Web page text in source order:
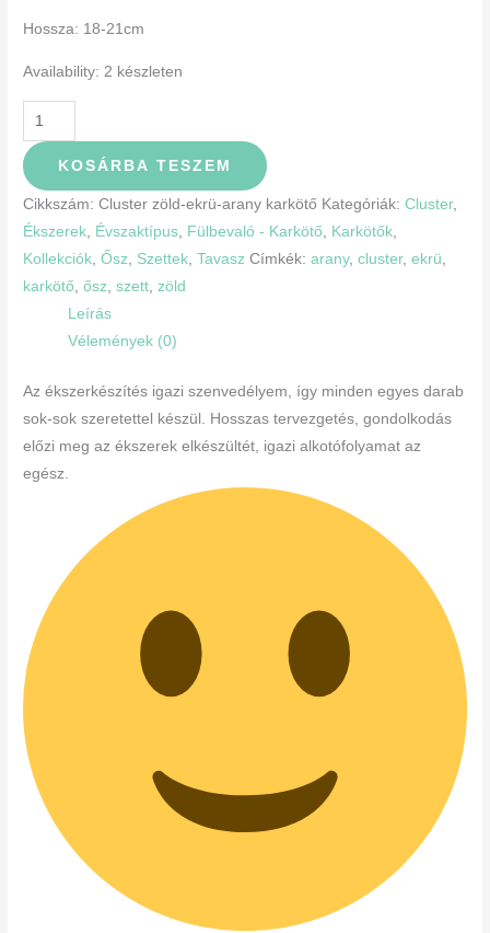
Hossza: 18-21cm
Availability: 2 készleten
KOSÁRBA TESZEM
Cikkszám:Cluster zöld-ekrü-arany karkötő Kategóriák:Cluster,
Ékszerek, Évszaktípus, Fülbevaló - Karkötő, Karkötők,
Kollekciók,Ősz, Szettek,Tavasz Címkék:arany,cluster,ekrü,
karkötő,ősz,szett,zöld
Leírás
Vélemények (0)
Az ékszerkészítés igazi szenvedélyem, így minden egyes darab
sok-sok szeretettel készül. Hosszas tervezgetés, gondolkodás
előzi meg az ékszerek elkészültét, igazi alkotófolyamat az
egész.